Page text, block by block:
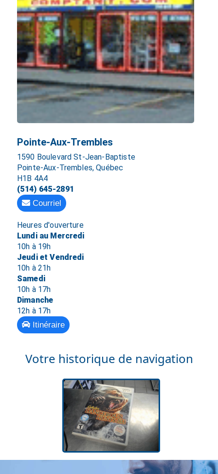
Pointe-Aux-Trembles
1590 Boulevard St-Jean-Baptiste
Pointe-Aux-Trembles, Québec
H1B 4A4
(514) 645-2891
Courriel
Heures d'ouverture
Lundi au Mercredi
10h à 19h
Jeudi et Vendredi
10h à 21h
Samedi
10h à 17h
Dimanche
12h à 17h
Itinéraire
Votre historique de navigation